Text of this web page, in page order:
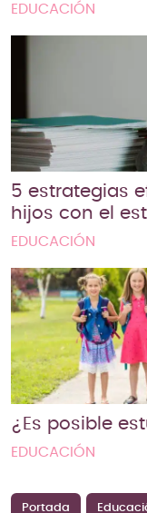
EDUCACIÓN
5 estrategias
hijos con el
EDUCACIÓN
¿Es posible
EDUCACIÓN
Portada